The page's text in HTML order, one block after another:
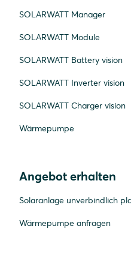
SOLARWATT Manager
SOLARWATT Module
SOLARWATT Battery vision
SOLARWATT Inverter vision
SOLARWATT Charger vision
Wärmepumpe
Angebot erhalten
Solaranlage unverbindlich
Wärmepumpe anfragen